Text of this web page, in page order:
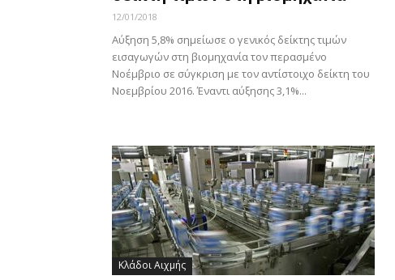
12/01/2018
Αύξηση 5,8% σημείωσε ο γενικός δείκτης τιμών
εισαγωγών στη βιομηχανία τον περασμένο
Νοέμβριο σε σύγκριση με τον αντίστοιχο δείκτη του
Νοεμβρίου 2016. Έναντι αύξησης 3,1%...
Κλάδοι Αιχμής